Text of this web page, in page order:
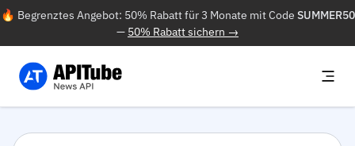
🔥 Begrenztes Angebot: 50% Rabatt für 3 Monate mit Code SUMMER50
— 50% Rabatt sichern →